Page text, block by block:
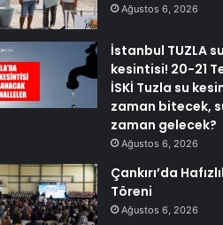
Ağustos 6, 2026
İstanbul TUZLA su
kesintisi! 20-21
İSKİ Tuzla su
zaman bitecek,
zaman gelecek?
Ağustos 6, 2026
Çankırı’da
Töreni
Ağustos 6, 2026